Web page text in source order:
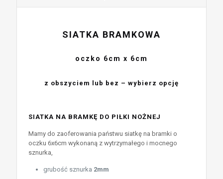
SIATKA BRAMKOWA
oczko 6cm x 6cm
z obszyciem lub bez – wybierz opcję
SIATKA NA BRAMKĘ DO PIŁKI NOŻNEJ
Mamy do zaoferowania państwu siatkę na bramki o
oczku 6x6cm wykonaną z wytrzymałego i mocnego
sznurka,
grubość sznurka 2mm